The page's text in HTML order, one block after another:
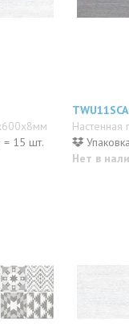
= 15 шт.
Нет в